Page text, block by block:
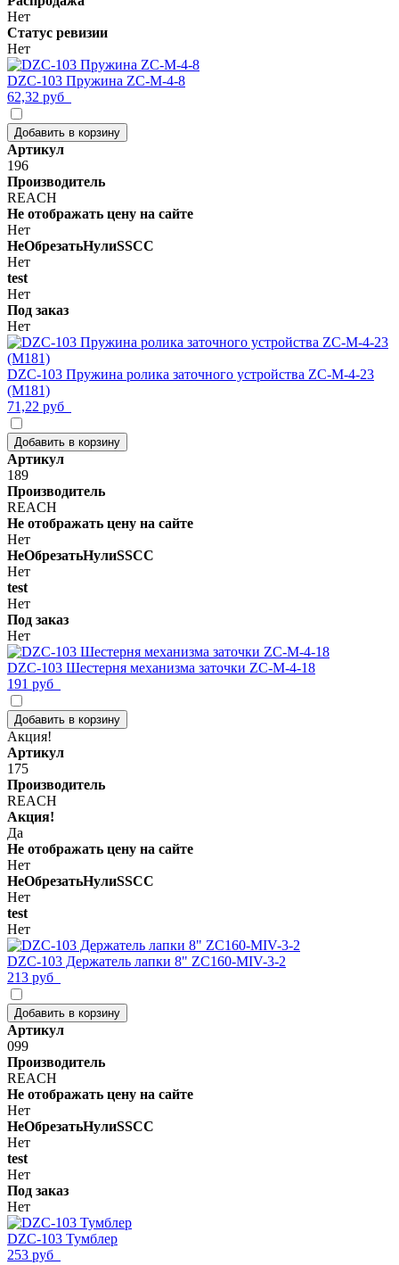
Нет
Статус ревизии
Нет
DZC-103 Пружина ZC-M-4-8
62,32 руб
Добавить в корзину
Артикул
196
Производитель
REACH
Не отображать цену на сайте
Нет
НеОбрезатьНулиSSCC
Нет
test
Нет
Под заказ
Нет
DZC-103 Пружина ролика заточного устройства ZC-M-4-23
(M181)
71,22 руб
Добавить в корзину
Артикул
189
Производитель
REACH
Не отображать цену на сайте
Нет
НеОбрезатьНулиSSCC
Нет
test
Нет
Под заказ
Нет
DZC-103 Шестерня механизма заточки ZC-M-4-18
191 руб
Добавить в корзину
Акция!
Артикул
175
Производитель
REACH
Акция!
Да
Не отображать цену на сайте
Нет
НеОбрезатьНулиSSCC
Нет
test
Нет
DZC-103 Держатель лапки 8" ZC160-MIV-3-2
213 руб
Добавить в корзину
Артикул
099
Производитель
REACH
Не отображать цену на сайте
Нет
НеОбрезатьНулиSSCC
Нет
test
Нет
Под заказ
Нет
DZC-103 Тумблер
253 руб